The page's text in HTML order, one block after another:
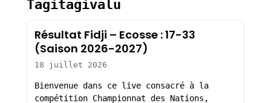
Tagitagivalu
Résultat Fidji – Ecosse : 17-33
(Saison 2026-2027)
18 juillet 2026
Bienvenue dans ce live consacré à la
compétition Championnat des Nations,